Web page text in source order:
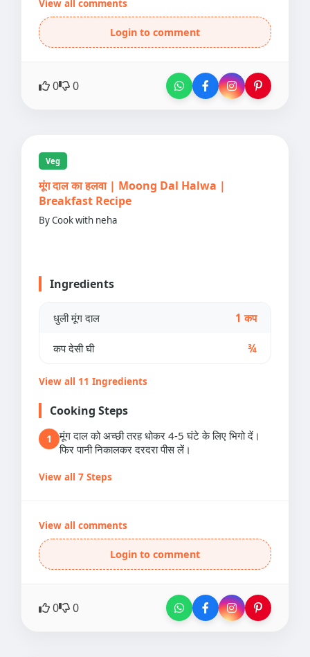
View all comments
Login to comment
0 0
Veg
मूंग दाल का हलवा | Moong Dal Halwa |
Breakfast Recipe
By Cook with neha
Ingredients
धुली मूंग दाल 1 कप
कप देसी घी ¾
View all 11 Ingredients
Cooking Steps
1
मूंग दाल को अच्छी तरह धोकर 4-5 घंटे के लिए भिगो दें।
फिर पानी निकालकर दरदरा पीस लें।
View all 7 Steps
View all comments
Login to comment
0 0